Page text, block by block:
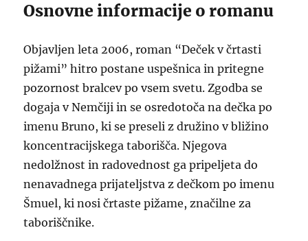
Osnovne informacije o romanu
Objavljen leta 2006, roman “Deček v črtasti
pižami” hitro postane uspešnica in pritegne
pozornost bralcev po vsem svetu. Zgodba se
dogaja v Nemčiji in se osredotoča na dečka po
imenu Bruno, ki se preseli z družino v bližino
koncentracijskega taborišča. Njegova
nedolžnost in radovednost ga pripeljeta do
nenavadnega prijateljstva z dečkom po imenu
Šmuel, ki nosi črtaste pižame, značilne za
taboriščnike.